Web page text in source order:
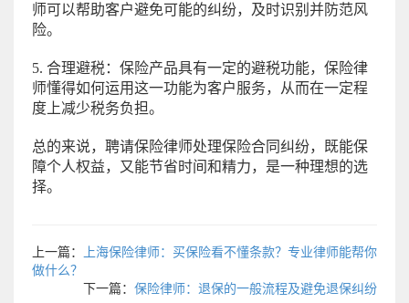
师可以帮助客户避免可能的纠纷，及时识别并防范风
险。
5. 合理避税：保险产品具有一定的避税功能，保险律
师懂得如何运用这一功能为客户服务，从而在一定程
度上减少税务负担。
总的来说，聘请保险律师处理保险合同纠纷，既能保
障个人权益，又能节省时间和精力，是一种理想的选
择。
上一篇：
上海保险律师：买保险看不懂条款？专业律师能帮你
做什么？
下一篇： 保险律师：退保的一般流程及避免退保纠纷